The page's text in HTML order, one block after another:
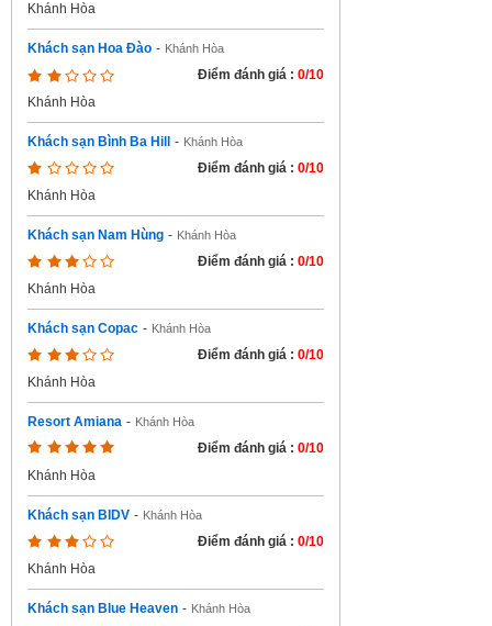
Khánh Hòa
Khách sạn Hoa Đào - Khánh Hòa
Điểm đánh giá : 0/10
Khánh Hòa
Khách sạn Bình Ba Hill - Khánh Hòa
Điểm đánh giá : 0/10
Khánh Hòa
Khách sạn Nam Hùng - Khánh Hòa
Điểm đánh giá : 0/10
Khánh Hòa
Khách sạn Copac - Khánh Hòa
Điểm đánh giá : 0/10
Khánh Hòa
Resort Amiana - Khánh Hòa
Điểm đánh giá : 0/10
Khánh Hòa
Khách sạn BIDV - Khánh Hòa
Điểm đánh giá : 0/10
Khánh Hòa
Khách sạn Blue Heaven - Khánh Hòa